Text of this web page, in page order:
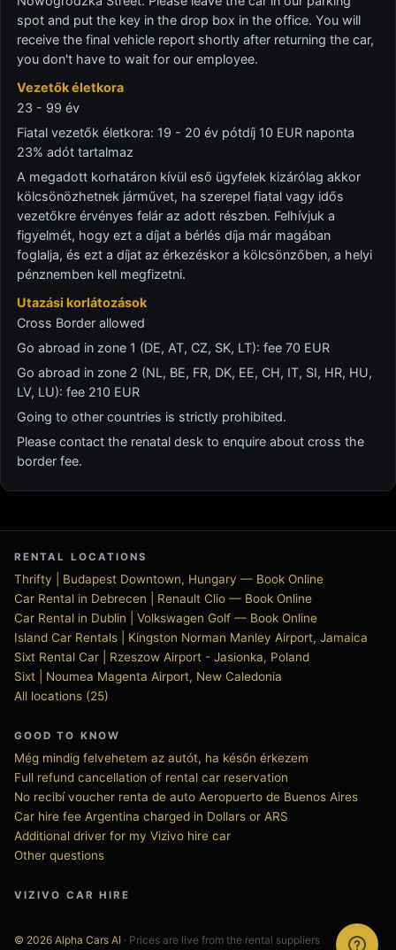
spot and put the key in the drop box in the office. You will
receive the final vehicle report shortly after returning the car,
you don't have to wait for our employee.
Vezetők életkora
23 - 99 év
Fiatal vezetők életkora: 19 - 20 év pótdíj 10 EUR naponta
23% adót tartalmaz
A megadott korhatáron kívül eső ügyfelek kizárólag akkor
kölcsönözhetnek járművet, ha szerepel fiatal vagy idős
vezetőkre érvényes felár az adott részben. Felhívjuk a
figyelmét, hogy ezt a díjat a bérlés díja már magában
foglalja, és ezt a díjat az érkezéskor a kölcsönzőben, a helyi
pénznemben kell megfizetni.
Utazási korlátozások
Cross Border allowed
Go abroad in zone 1 (DE, AT, CZ, SK, LT): fee 70 EUR
Go abroad in zone 2 (NL, BE, FR, DK, EE, CH, IT, SI, HR, HU,
LV, LU): fee 210 EUR
Going to other countries is strictly prohibited.
Please contact the renatal desk to enquire about cross the
border fee.
RENTAL LOCATIONS
Thrifty | Budapest Downtown, Hungary — Book Online
Car Rental in Debrecen | Renault Clio — Book Online
Car Rental in Dublin | Volkswagen Golf — Book Online
Island Car Rentals | Kingston Norman Manley Airport, Jamaica
Sixt Rental Car | Rzeszow Airport - Jasionka, Poland
Sixt | Noumea Magenta Airport, New Caledonia
All locations (25)
GOOD TO KNOW
Még mindig felvehetem az autót, ha későn érkezem
Full refund cancellation of rental car reservation
No recibí voucher renta de auto Aeropuerto de Buenos Aires
Car hire fee Argentina charged in Dollars or ARS
Additional driver for my Vizivo hire car
Other questions
VIZIVO CAR HIRE
© 2026 Alpha Cars AI · Prices are live from the rental suppliers